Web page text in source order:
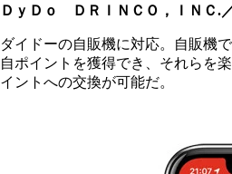
ＤｙＤｏ ＤＲＩＮＣＯ，ＩＮＣ.
ダイドーの自販機に対応。自販機
自ポイントを獲得でき、それらを
イントへの交換が可能だ。